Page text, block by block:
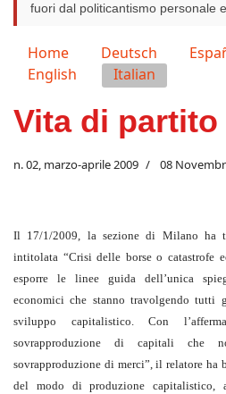
fuori dal politicantismo personale
Seleziona la tua lingua
Home Deutsch
English
Italian
Vita di partito
n. 02, marzo-aprile 2009 08
Il 17/1/2009, la sezione di Milano ha
intitolata “Crisi delle borse o catastrofe
esporre le linee guida dell’unica
economici che stanno travolgendo
sviluppo capitalistico. Con
sovrapproduzione di capitali che
sovrapproduzione di merci”, il relatore ha
del modo di produzione capitalistico,